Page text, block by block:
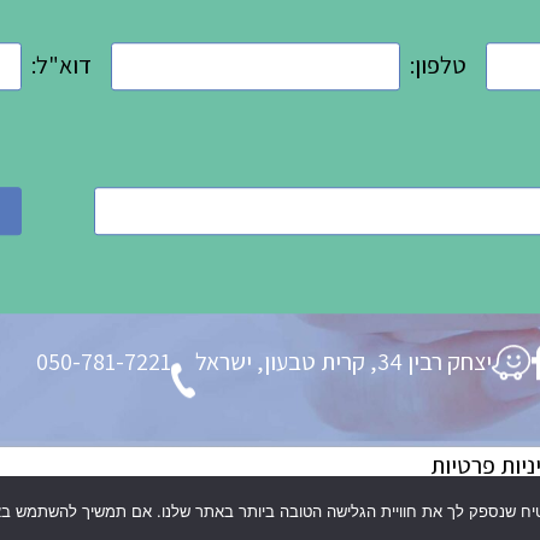
טלפון: דוא"ל:
יצחק רבין 34, קרית טבעון, ישראל 050-781-7221
פרטיות
לעיצוב הלית קלכמן